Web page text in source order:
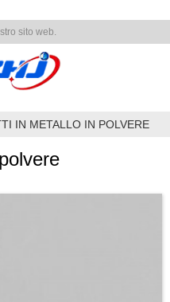
sito web.
IN METALLO IN POLVERE